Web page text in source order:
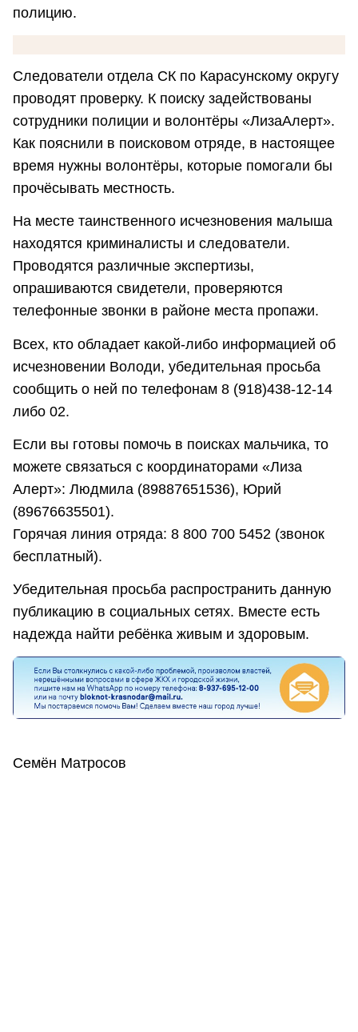
полицию.
Следователи отдела СК по Карасунскому округу
проводят проверку. К поиску задействованы
сотрудники полиции и волонтёры «ЛизаАлерт».
Как пояснили в поисковом отряде, в настоящее
время нужны волонтёры, которые помогали бы
прочёсывать местность.
На месте таинственного исчезновения малыша
находятся криминалисты и следователи.
Проводятся различные экспертизы,
опрашиваются свидетели, проверяются
телефонные звонки в районе места пропажи.
Всех, кто обладает какой-либо информацией об
исчезновении Володи, убедительная просьба
сообщить о ней по телефонам 8 (918)438-12-14
либо 02.
Если вы готовы помочь в поисках мальчика, то
можете связаться с координаторами «Лиза
Алерт»: Людмила (89887651536), Юрий
(89676635501).
Горячая линия отряда: 8 800 700 5452 (звонок
бесплатный).
Убедительная просьба распространить данную
публикацию в социальных сетях. Вместе есть
надежда найти ребёнка живым и здоровым.
Семён Матросов